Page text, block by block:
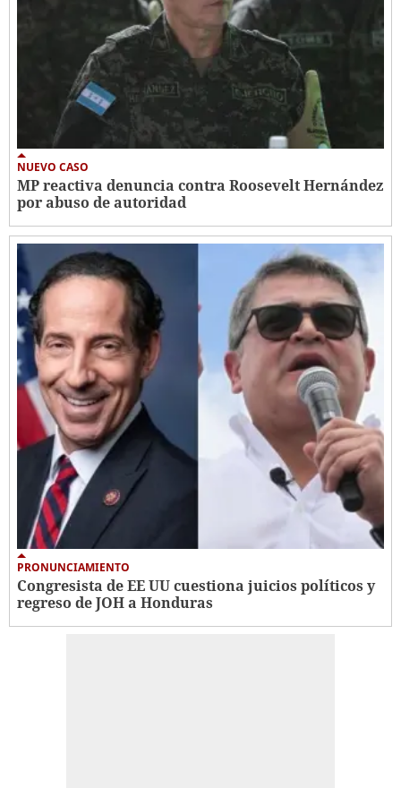
NUEVO CASO
MP reactiva denuncia contra Roosevelt Hernández
por abuso de autoridad
PRONUNCIAMIENTO
Congresista de EE UU cuestiona juicios políticos y
regreso de JOH a Honduras